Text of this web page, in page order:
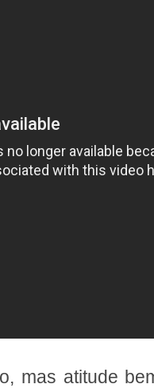
mas atitude